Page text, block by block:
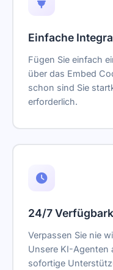
Einfache
Fügen Sie einfach
über das Embed
schon sind Sie
erforderlich.
24/7
Verpassen Sie nie
Unsere KI-Agenten
sofortige